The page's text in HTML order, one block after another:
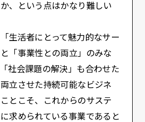
、という点はかなり難しい
生活者にとって魅力的なサー
「事業性との両立」のみな
社会課題の解決」も合わせた
立させた持続可能なビジネ
とこそ、これからのサステ
求められている事業であると